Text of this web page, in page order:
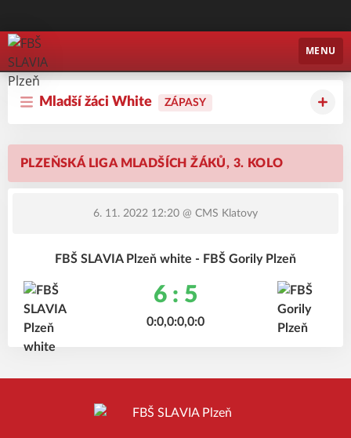
FBŠ SLAVIA Plzeň
MENU
Mladší žáci White ZÁPASY
PLZEŇSKÁ LIGA MLADŠÍCH ŽÁKŮ, 3. KOLO
6. 11. 2022 12:20 @ CMS Klatovy
FBŠ SLAVIA Plzeň white - FBŠ Gorily Plzeň
6 : 5
0:0,0:0,0:0